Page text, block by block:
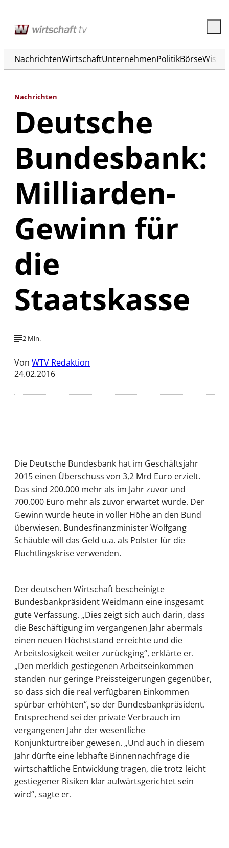
NachrichtenWirtschaftUnternehmenPolitikBörse
Nachrichten
Deutsche
Bundesbank:
Milliarden-
Gewinn für
die
Staatskasse
2 Min.
Von WTV Redaktion
24.02.2016
Die Deutsche Bundesbank hat im Geschäftsjahr
2015 einen Überschuss von 3,2 Mrd Euro erzielt.
Das sind 200.000 mehr als im Jahr zuvor und
700.000 Euro mehr als zuvor erwartet wurde. Der
Gewinn wurde heute in voller Höhe an den Bund
überwiesen. Bundesfinanzminister Wolfgang
Schäuble will das Geld u.a. als Polster für die
Flüchtlingskrise verwenden.
Der deutschen Wirtschaft bescheinigte
Bundesbankpräsident Weidmann eine insgesamt
gute Verfassung. „Dies zeigt sich auch darin, dass
die Beschäftigung im vergangenen Jahr abermals
einen neuen Höchststand erreichte und die
Arbeitslosigkeit weiter zurückging“, erklärte er.
„Den merklich gestiegenen Arbeitseinkommen
standen nur geringe Preissteigerungen gegenüber,
so dass sich die real verfügbaren Einkommen
spürbar erhöhten“, so der Bundesbankpräsident.
Entsprechend sei der private Verbrauch im
vergangenen Jahr der wesentliche
Konjunkturtreiber gewesen. „Und auch in diesem
Jahr dürfte eine lebhafte Binnennachfrage die
wirtschaftliche Entwicklung tragen, die trotz leicht
gestiegener Risiken klar aufwärtsgerichtet sein
wird“, sagte er.